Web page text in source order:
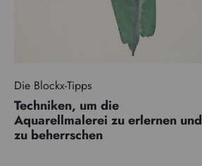
Die Blockx-Tipps
Techniken, um die
Aquarellmalerei zu erlernen und
zu beherrschen